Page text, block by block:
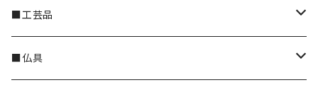
猫
ネコの想い出
■工芸品
縄文ギャラリー JOMON
■仏具